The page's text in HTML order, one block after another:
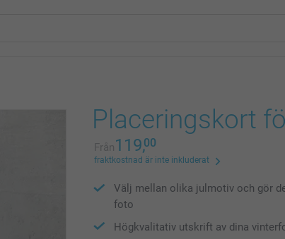
Placeringskort
Från119,00
fraktkostnad är inte inkluderat
Välj mellan olika julmotiv och gör
foto
Högkvalitativ utskrift av dina